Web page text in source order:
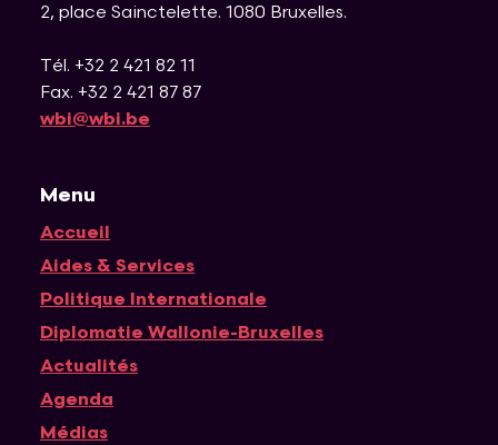
2, place Sainctelette. 1080 Bruxelles.
Tél. +32 2 421 82 11
Fax. +32 2 421 87 87
wbi@wbi.be
Menu
Accueil
Navigation principale
Aides & Services
Politique Internationale
Diplomatie Wallonie-Bruxelles
Actualités
Agenda
Médias